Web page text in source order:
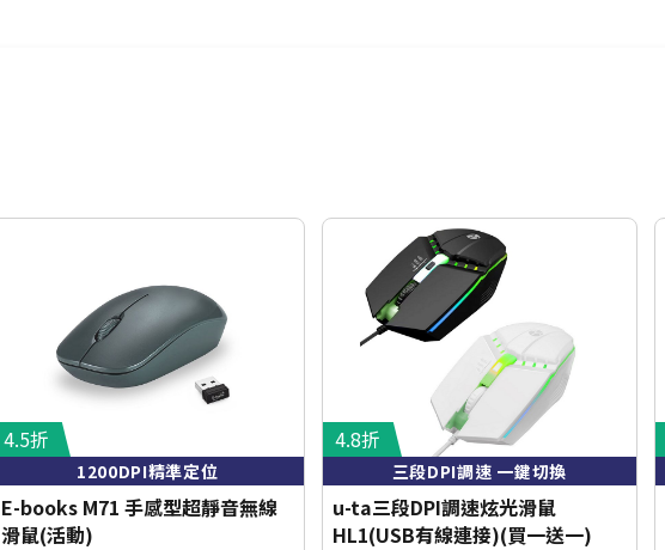
4.5折
1200DPI精準定位
E-books M71 手感型超靜音無線
滑鼠(活動)
4.8折
三段DPI調速 一鍵切換
u-ta三段DPI調速炫光滑鼠
HL1(USB有線連接)(買一送一)